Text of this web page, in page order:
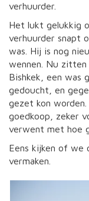
verhuurder.
Het lukt gelukkig
verhuurder snapt
was. Hij is nog
wennen. Nu
Bishkek, een was
gedoucht, en
gezet kon
goedkoop, zeker
verwent met hoe
Eens kijken of we
vermaken.